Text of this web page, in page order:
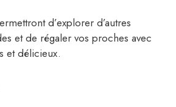
d’explorer d’autres
et de régaler vos proches avec
et délicieux.